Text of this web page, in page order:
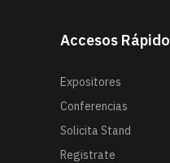
Accesos
Expositores
Conferencias
Solicita Stand
Registrate